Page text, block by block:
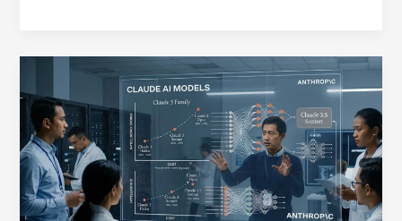
Siswa
Islam
Al-
Azhar
5
Cirebon